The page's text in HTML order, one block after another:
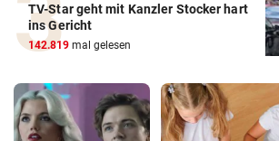
TV-Star geht mit Kanzler Stocker hart
ins Gericht
142.819 mal gelesen